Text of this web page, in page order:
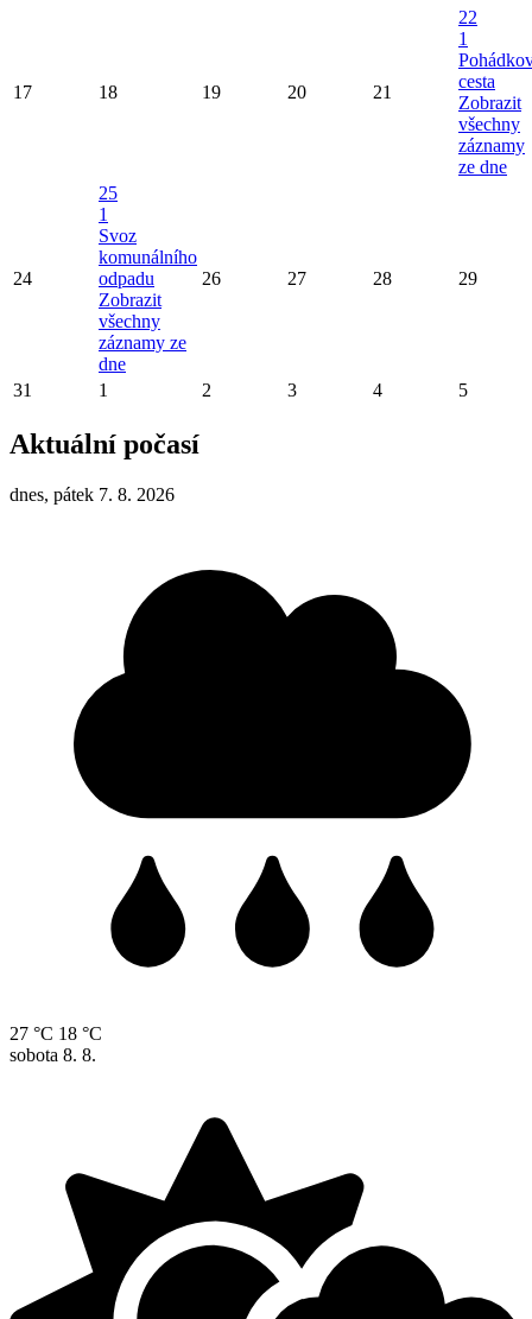
17 18 19 20 21
22
1
cesta
Zobrazit
všechny
záznamy
ze dne
24
25
1
Svoz
komunálního
odpadu
Zobrazit
všechny
záznamy ze
dne
26 27 28 29
31 1 2 3 4 5
Aktuální počasí
dnes, pátek 7. 8. 2026
27 °C 18 °C
sobota 8. 8.